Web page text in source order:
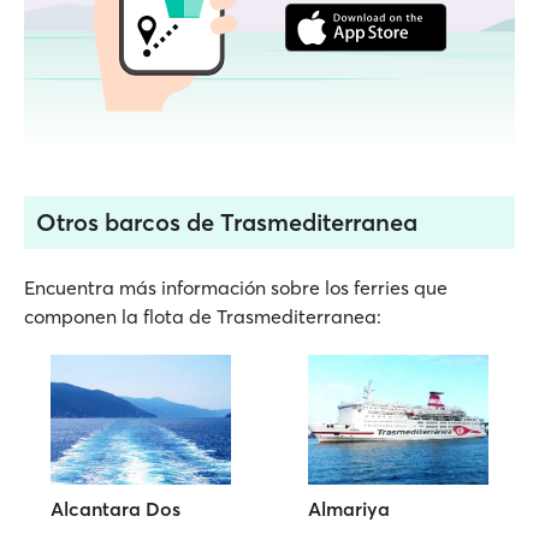
Otros barcos de Trasmediterranea
Encuentra más información sobre los ferries que
componen la flota de Trasmediterranea:
Alcantara Dos Almariya